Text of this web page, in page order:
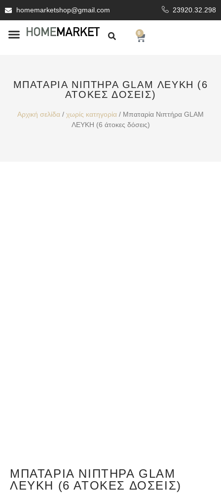
homemarketshop@gmail.com 23920.32.298
0
ΜΠΑΤΑΡΊΑ ΝΙΠΤΉΡΑ GLAM ΛΕΥΚΗ (6
ΆΤΟΚΕΣ ΔΌΣΕΙΣ)
Αρχική σελίδα / χωρίς κατηγορία / Μπαταρία Νιπτήρα GLAM
ΛΕΥΚΗ (6 άτοκες δόσεις)
ΜΠΑΤΑΡΊΑ ΝΙΠΤΉΡΑ GLAM
ΛΕΥΚΗ (6 ΆΤΟΚΕΣ ΔΌΣΕΙΣ)